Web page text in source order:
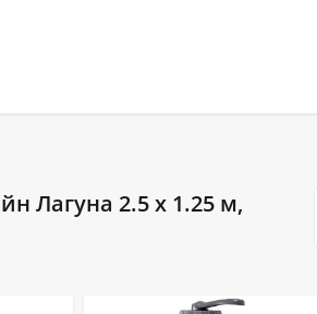
Лагуна 2.5 х 1.25 м,